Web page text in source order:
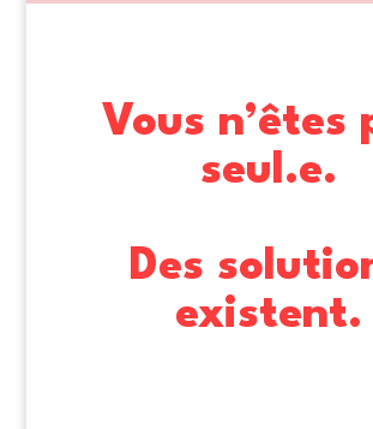
Vous n’êtes
seul.e.
Des
existent.